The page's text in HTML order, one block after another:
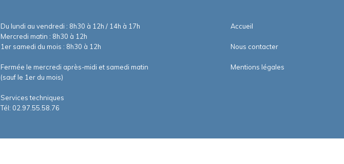
Du lundi au vendredi : 8h30 à 12h / 14h à 17h
Mercredi matin : 8h30 à 12h
1er samedi du mois : 8h30 à 12h
Fermée le mercredi après-midi et samedi matin
(sauf le 1er du mois)
Services techniques
Tél: 02.97.55.58.76
Accueil
Nous contacter
Mentions légales